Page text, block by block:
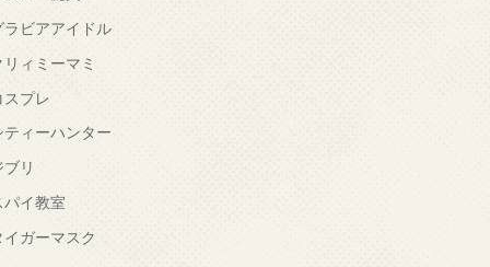
ラビアアイドル
リィミーマミ
スプレ
ティーハンター
ブリ
パイ教室
イガーマスク